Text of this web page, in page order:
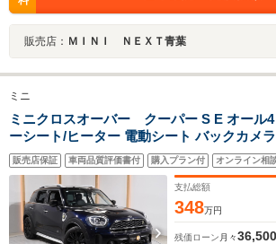
販売店： ＭＩＮＩ ＮＥＸＴ青葉
ミニ
ミニクロスオーバー クーパー S E オー
ーシート/ヒーター 電動シート バックカメ
センサー パーキングアシスト アクティブク
ォートアクセス ドライビングモード 純正ナ
備付
販売店保証 車両品質評価書付 購入プラン付 オンライン相
支払総額
348万円
残価ローン 月々36,500